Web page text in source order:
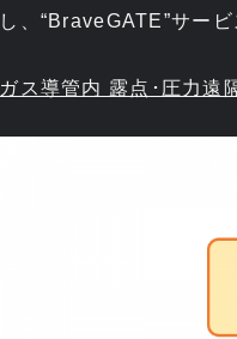
し、“BraveGATE”サー
ガス導管内 露点･圧力遠